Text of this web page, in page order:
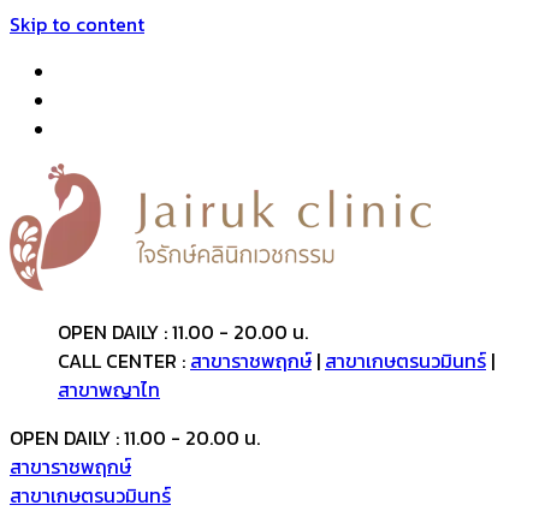
Skip to content
OPEN DAILY : 11.00 - 20.00 น.
CALL CENTER : สาขาราชพฤกษ์ | สาขาเกษตรนวมินทร์ |
สาขาพญาไท
OPEN DAILY : 11.00 - 20.00 น.
สาขาราชพฤกษ์
สาขาเกษตรนวมินทร์